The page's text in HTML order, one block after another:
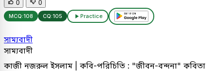
0 0
MCQ:108 CQ:105 Practice
সাম্যবাদী
সাম্যবাদী
কাজী নজরুল ইসলাম | কবি-পরিচিতি : "জীবন-বন্দনা" কবিতা